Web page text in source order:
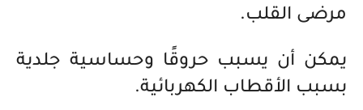
مرضى القلب.
يمكن أن يسبب حروقًا وحساسية جلدية
بسبب الأقطاب الكهربائية.